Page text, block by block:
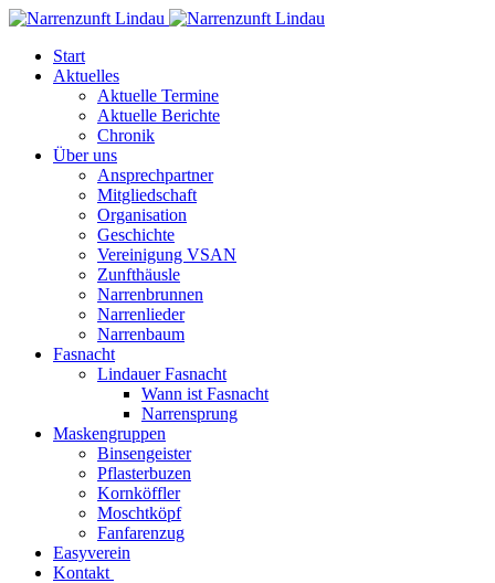
Start
Aktuelles
Aktuelle Termine
Aktuelle Berichte
Chronik
Über uns
Ansprechpartner
Mitgliedschaft
Organisation
Geschichte
Vereinigung VSAN
Zunfthäusle
Narrenbrunnen
Narrenlieder
Narrenbaum
Fasnacht
Lindauer Fasnacht
Wann ist Fasnacht
Narrensprung
Maskengruppen
Binsengeister
Pflasterbuzen
Kornköffler
Moschtköpf
Fanfarenzug
Easyverein
Kontakt